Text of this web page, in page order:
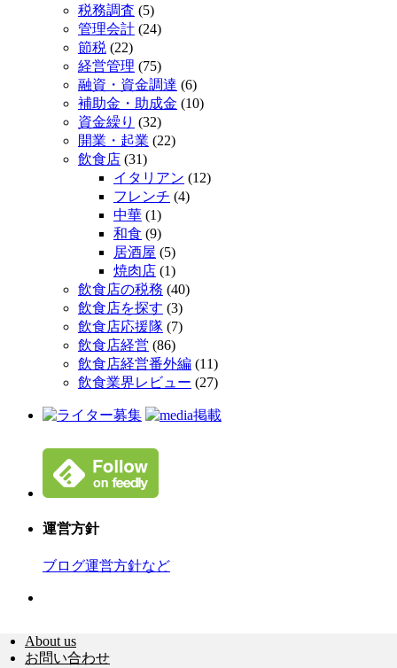
税務調査 (5)
管理会計 (24)
節税 (22)
経営管理 (75)
融資・資金調達 (6)
補助金・助成金 (10)
資金繰り (32)
開業・起業 (22)
飲食店 (31)
イタリアン (12)
フレンチ (4)
中華 (1)
和食 (9)
居酒屋 (5)
焼肉店 (1)
飲食店の税務 (40)
飲食店を探す (3)
飲食店応援隊 (7)
飲食店経営 (86)
飲食店経営番外編 (11)
飲食業界レビュー (27)
運営方針
ブログ運営方針など
About us
お問い合わせ